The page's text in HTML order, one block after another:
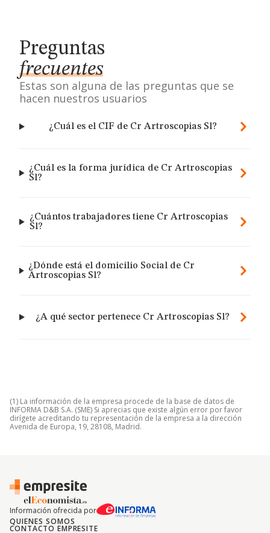
Preguntas
frecuentes
Estas son alguna de las preguntas que se
hacen nuestros usuarios
¿Cuál es el CIF de Cr Artroscopias Sl?
¿Cuál es la forma jurídica de Cr Artroscopias
Sl?
¿Cuántos trabajadores tiene Cr Artroscopias
Sl?
¿Dónde está el domicilio Social de Cr
Artroscopias Sl?
¿A qué sector pertenece Cr Artroscopias Sl?
(1) La información de la empresa procede de la base de datos de
INFORMA D&B S.A. (SME) Si aprecias que existe algún error por favor
dirígete acreditando tu representación de la empresa a la dirección
Avenida de Europa, 19, 28108, Madrid.
Información ofrecida por
QUIENES SOMOS
CONTACTO EMPRESITE